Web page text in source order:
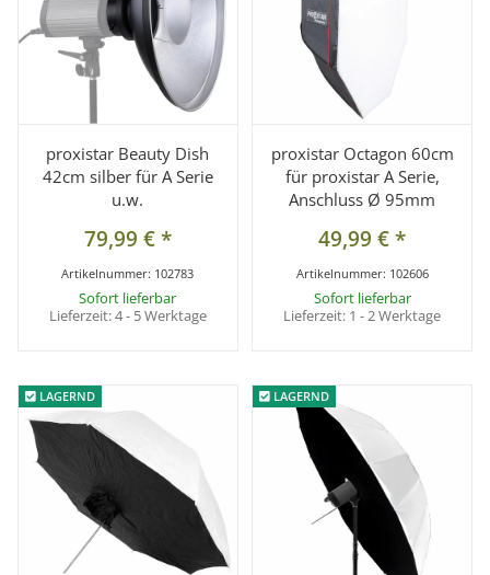
proxistar Beauty Dish
42cm silber für A Serie
u.w.
79,99 €*
Artikelnummer: 102783
Sofort lieferbar
Lieferzeit:4 - 5 Werktage
proxistar Octagon 60cm
für proxistar A Serie,
Anschluss Ø 95mm
49,99 €*
Artikelnummer: 102606
Sofort lieferbar
Lieferzeit: 1 - 2 Werktage
LAGERND
LAGERND LAGERND
LAGERND